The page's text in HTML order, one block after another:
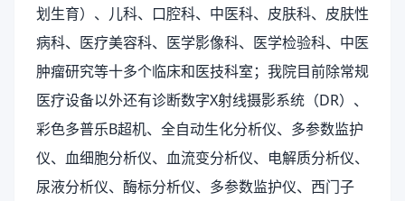
划生育）、儿科、口腔科、中医科、皮肤科、皮肤性
病科、医疗美容科、医学影像科、医学检验科、中医
肿瘤研究等十多个临床和医技科室；我院目前除常规
医疗设备以外还有诊断数字X射线摄影系统（DR）、
彩色多普乐B超机、全自动生化分析仪、多参数监护
仪、血细胞分析仪、血流变分析仪、电解质分析仪、
尿液分析仪、酶标分析仪、多参数监护仪、西门子